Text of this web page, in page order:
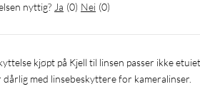
nyttig? Ja (0) Nei (0)
kjøpt på Kjell til linsen passer ikke
dårlig med linsebeskyttere for kameralinser.